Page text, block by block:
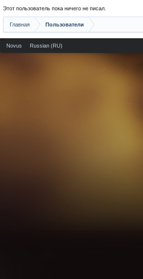
Этот пользователь пока ничего не писал.
Главная Пользователи
Novus Russian (RU)